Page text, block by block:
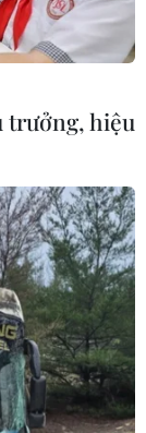
trưởng, hiệu